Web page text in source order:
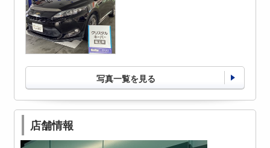
写真一覧を見る
店舗情報